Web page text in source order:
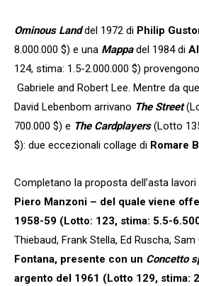
Ominous Landdel 1972 di Philip
8.000.000 $) e una Mappadel 1984 di
124, stima: 1.5-2.000.000 $)
Gabriele and Robert Lee. Mentre da
David Lebenbom arrivano The Street
700.000 $) e The Cardplayers(Lotto
$): due eccezionali collage di Romare
Completano la proposta dell’asta
Piero Manzoni – del quale viene
1958-59 (Lotto: 123, stima: 5.5-
Thiebaud, Frank Stella, Ed Ruscha, Sam
Fontana, presente con un Concetto
argento del 1961 (Lotto 129, stima: